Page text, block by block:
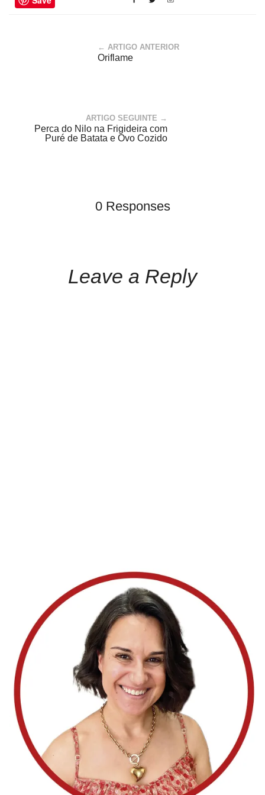
← ARTIGO ANTERIOR
Oriflame
ARTIGO SEGUINTE →
Perca do Nilo na Frigideira com
Puré de Batata e Ovo Cozido
0 Responses
Leave a Reply